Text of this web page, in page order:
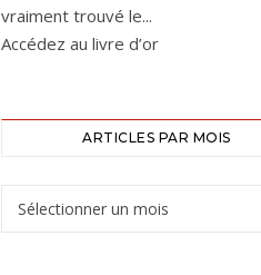
vraiment trouvé le...
Accédez au livre d’or
ARTICLES PAR MOIS